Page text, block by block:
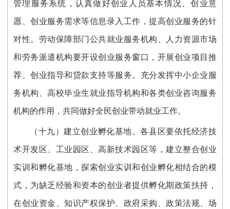
管理服务系统，认真做好创业人员基本情况、创业意
愿、创业服务需求等信息录入工作，提高创业服务的针
对性。劳动保障部门公共就业服务机构、人力资源市场
和劳务派遣机构要开设创业服务窗口，开展创业项目推
荐、创业指导和贷款支持等服务。充分发挥中小企业服
务机构、高校毕业生就业指导机构和各类创业咨询服务
机构的作用，共同做好全民创业带动就业工作。
（十九）建立创业孵化基地。各县区要依托经济技
术开发区、工业园区、高新技术园区等，建立整合创业
实训和孵化基地，探索创业实训和创业孵化相结合的模
式，为缺乏经验和资本的创业者提供孵化期政策扶持，
在创业资金、知识产权保护、政府采购、政策法规、场